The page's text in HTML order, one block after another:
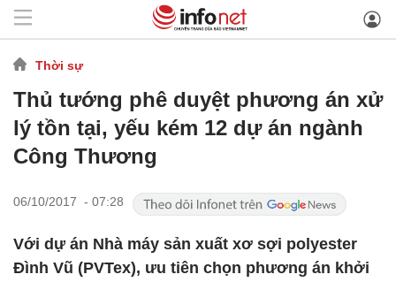
Thời sự
Thủ tướng phê duyệt phương án xử
lý tồn tại, yếu kém 12 dự án ngành
Công Thương
06/10/2017 - 07:28
Với dự án Nhà máy sản xuất xơ sợi polyester
Đình Vũ (PVTex), ưu tiên chọn phương án khởi